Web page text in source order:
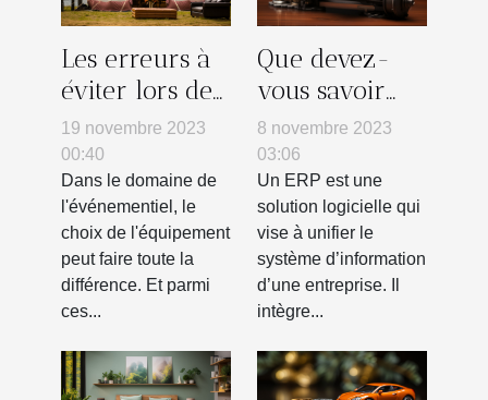
Les erreurs à
éviter lors de
l'achat d'une
tente gonflable
pour votre
entreprise
19 novembre 2023
00:40
Dans le domaine de
l'événementiel, le
choix de l'équipement
peut faire toute la
différence. Et parmi
ces...
Que devez-
vous savoir
sur l’ERP ?
8 novembre 2023
03:06
Un ERP est une
solution logicielle qui
vise à unifier le
système d’information
d’une entreprise. Il
intègre...